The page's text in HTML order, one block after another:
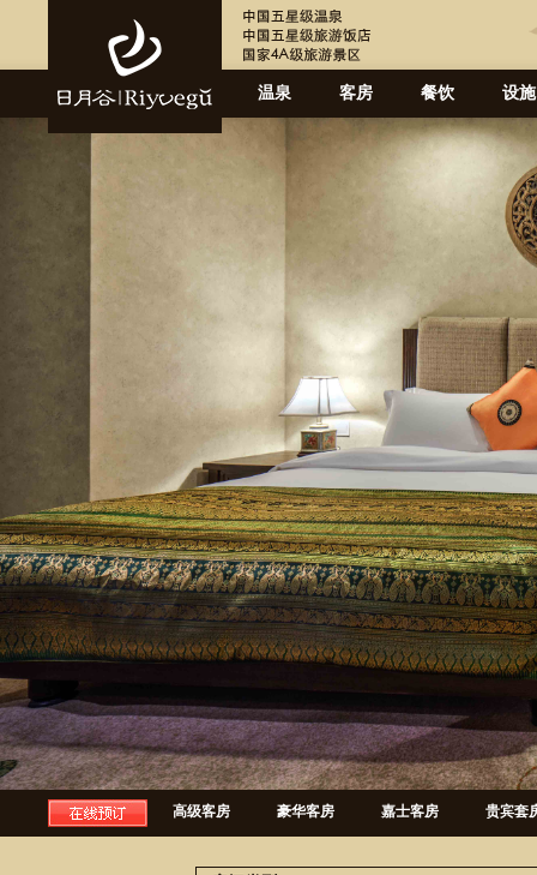
温泉 客房 餐饮 设施
高级客房 豪华客房 嘉士客房 贵宾套